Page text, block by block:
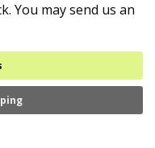
You may send us an